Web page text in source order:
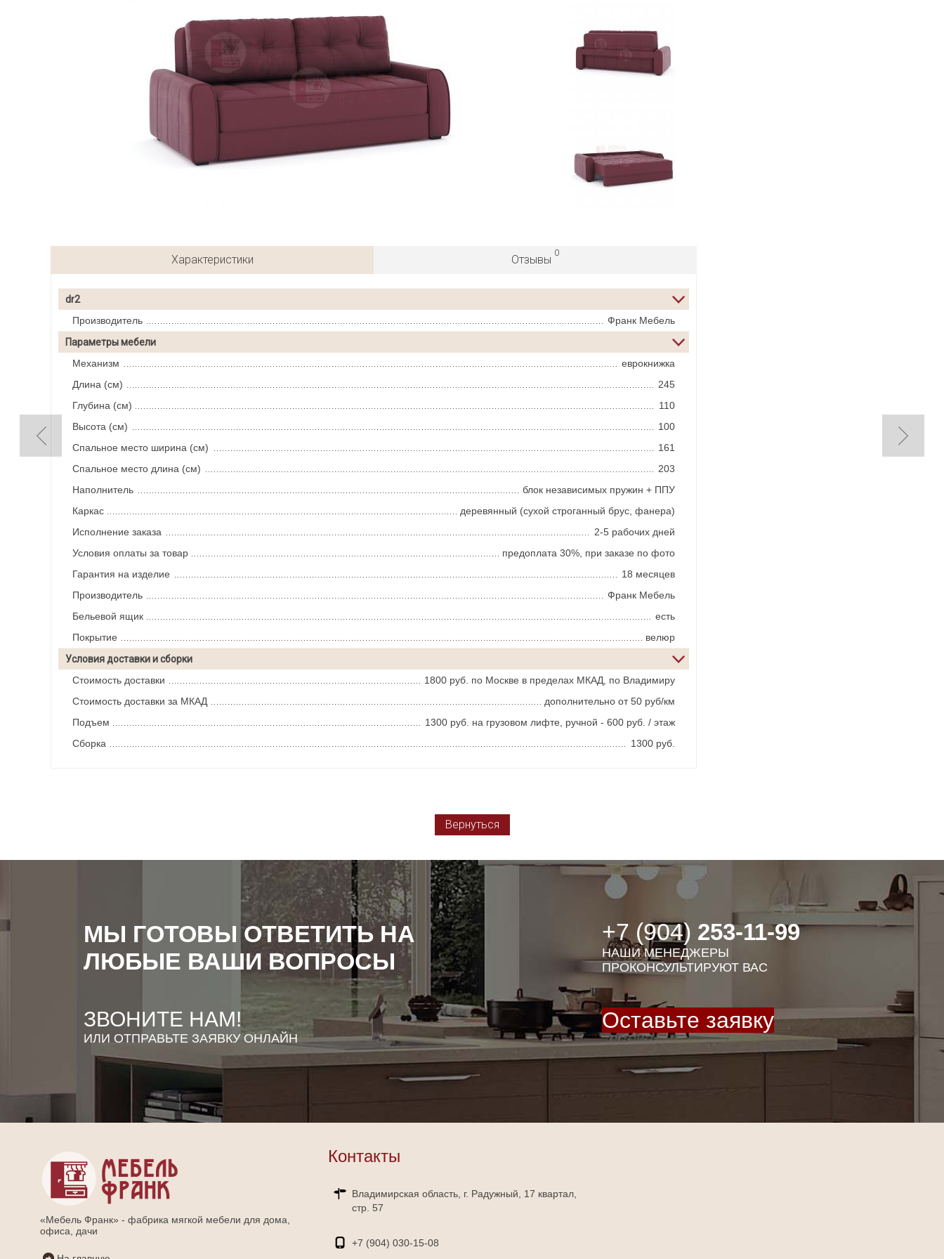
Характеристики Отзывы
0
dr2
Производитель
Франк Мебель
Параметры мебели
Механизм
еврокнижка
Длина (см)
245
Глубина (см)
110
Высота (см)
100
Спальное место ширина (см)
161
Спальное место длина (см)
203
Наполнитель
блок независимых пружин + ППУ
Каркас
деревянный (сухой строганный брус, фанера)
Исполнение заказа
2-5 рабочих дней
Условия оплаты за товар
предоплата 30%, при заказе по фото
Гарантия на изделие
18 месяцев
Производитель
Франк Мебель
Бельевой ящик
есть
Покрытие
велюр
Условия доставки и сборки
Стоимость доставки
1800 руб. по Москве в пределах МКАД, по Владимиру
Стоимость доставки за МКАД
дополнительно от 50 руб/км
Подъем
1300 руб. на грузовом лифте, ручной - 600 руб. / этаж
Сборка
1300 руб.
Вернуться
МЫ ГОТОВЫ ОТВЕТИТЬ НА
ЛЮБЫЕ ВАШИ ВОПРОСЫ
ЗВОНИТЕ НАМ!
ИЛИ ОТПРАВЬТЕ ЗАЯВКУ ОНЛАЙН
+7 (904) 253-11-99
НАШИ МЕНЕДЖЕРЫ
ПРОКОНСУЛЬТИРУЮТ ВАС
Оставьте заявку
«Мебель Франк» - фабрика мягкой мебели для дома,
офиса, дачи
Контакты
Владимирская область, г. Радужный, 17 квартал,
стр. 57
+7 (904) 030-15-08